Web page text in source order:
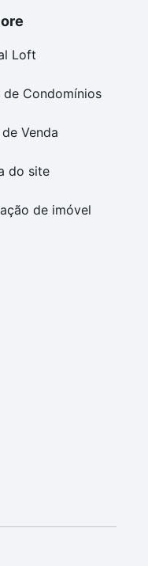
Loft
de Condomínios
Venda
do site
de imóvel